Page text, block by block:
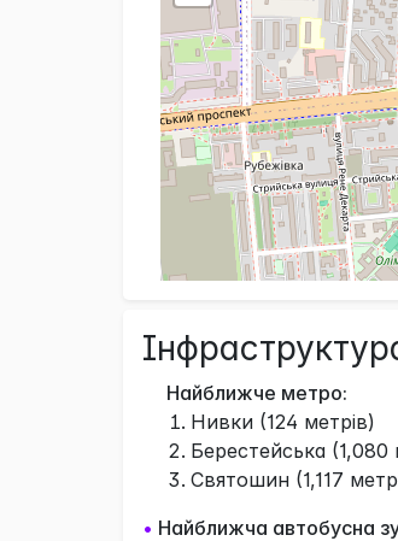
Найближче метро:
Нивки (124 метрів)
Берестейська (1,080
Святошин (1,117
• Найближча автобусна